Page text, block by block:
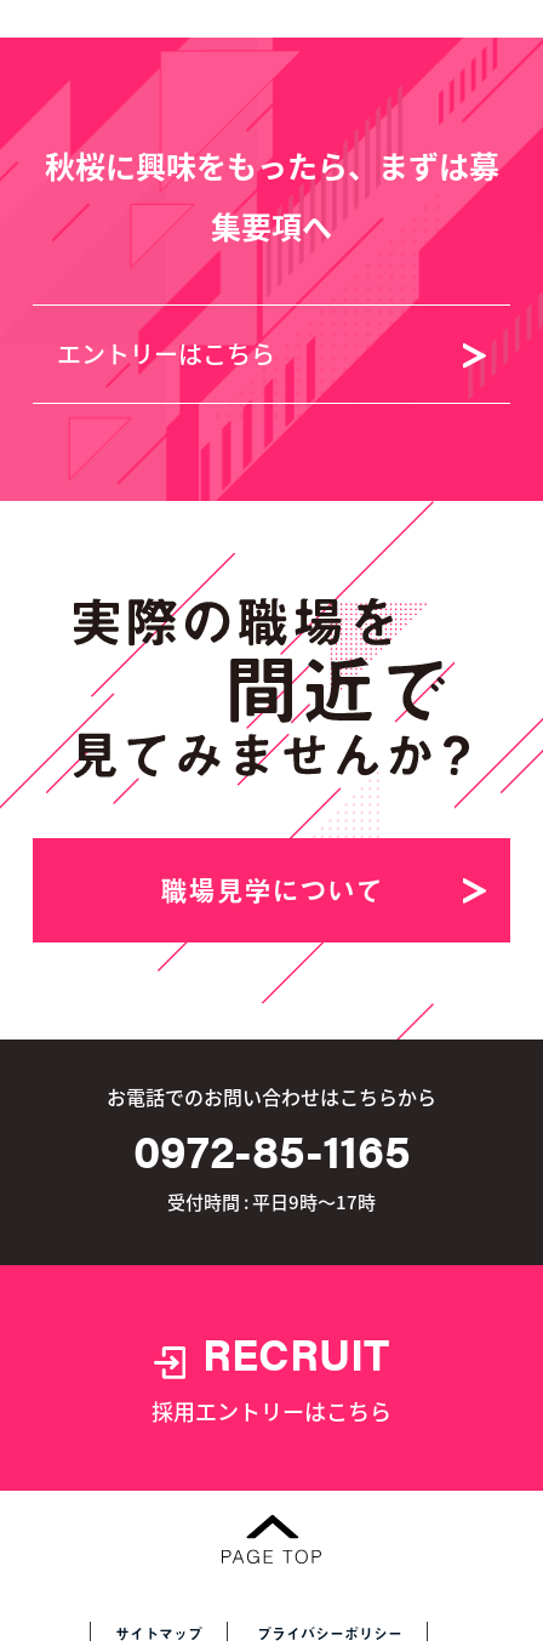
秋桜に興味をもったら、まずは募
集要項へ
エントリーはこちら
職場見学について
お電話でのお問い合わせはこちらから
0972-85-1165
受付時間 : 平日9時～17時
RECRUIT
採用エントリーはこちら
サイトマップ プライバシーポリシー